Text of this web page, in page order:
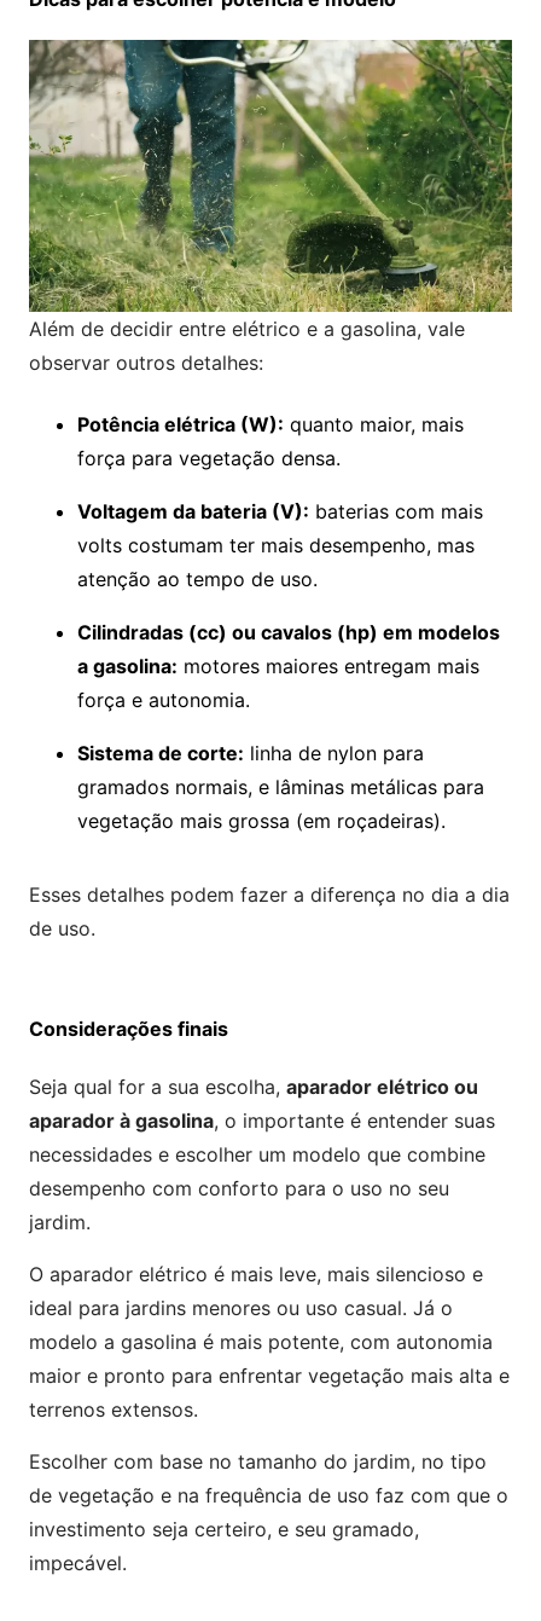
Além de decidir entre elétrico e a gasolina, vale
observar outros detalhes:
Potência elétrica (W): quanto maior, mais
força para vegetação densa.
Voltagem da bateria (V): baterias com mais
volts costumam ter mais desempenho, mas
atenção ao tempo de uso.
Cilindradas (cc) ou cavalos (hp) em modelos
a gasolina: motores maiores entregam mais
força e autonomia.
Sistema de corte: linha de nylon para
gramados normais, e lâminas metálicas para
vegetação mais grossa (em roçadeiras).
Esses detalhes podem fazer a diferença no dia a dia
de uso.
Considerações finais
Seja qual for a sua escolha, aparador elétrico ou
aparador à gasolina, o importante é entender suas
necessidades e escolher um modelo que combine
desempenho com conforto para o uso no seu
jardim.
O aparador elétrico é mais leve, mais silencioso e
ideal para jardins menores ou uso casual. Já o
modelo a gasolina é mais potente, com autonomia
maior e pronto para enfrentar vegetação mais alta e
terrenos extensos.
Escolher com base no tamanho do jardim, no tipo
de vegetação e na frequência de uso faz com que o
investimento seja certeiro, e seu gramado,
impecável.